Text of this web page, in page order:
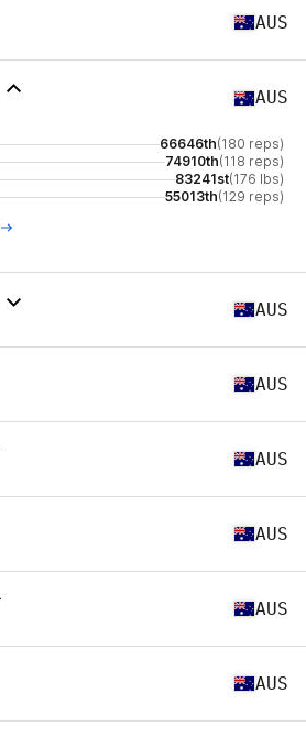
AUS
AUS
66646th(180 reps)
74910th(118 reps)
83241st(176 lbs)
55013th(129 reps)
AUS
AUS
AUS
AUS
AUS
AUS